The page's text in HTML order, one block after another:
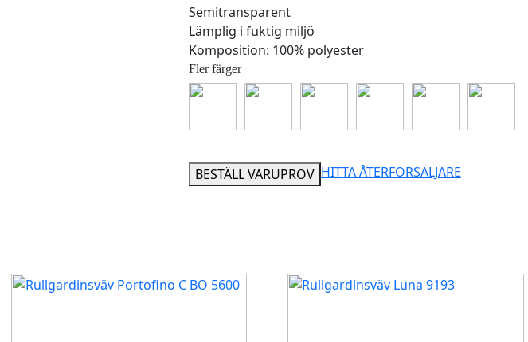
Semitransparent
Lämplig i fuktig miljö
Komposition: 100% polyester
Fler färger
BESTÄLL VARUPROV HITTA ÅTERFÖRSÄLJARE